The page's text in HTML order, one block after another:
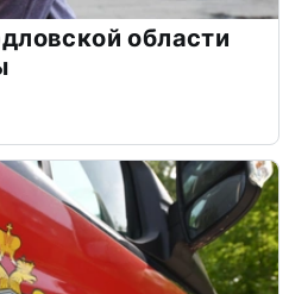
области